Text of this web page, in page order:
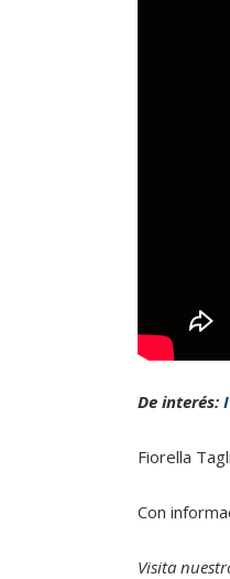
De interés:
Fiorella
Con
Visita